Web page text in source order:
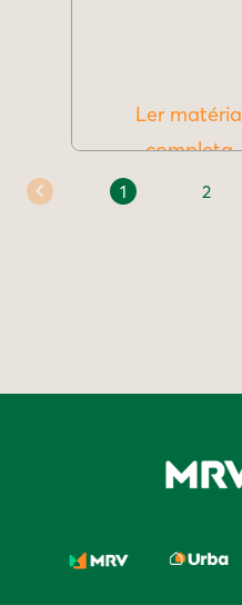
Ler matéria
completa
1 2